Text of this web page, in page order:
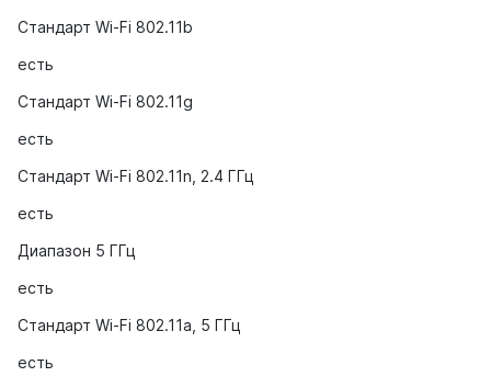
Стандарт Wi-Fi 802.11b
есть
Стандарт Wi-Fi 802.11g
есть
Стандарт Wi-Fi 802.11n, 2.4 ГГц
есть
Диапазон 5 ГГц
есть
Стандарт Wi-Fi 802.11a, 5 ГГц
есть